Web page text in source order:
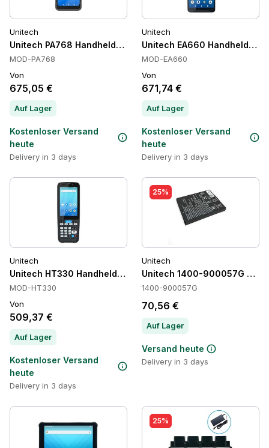
Unitech
Unitech PA768 Handheld-Terminals
MOD-PA768
Von
675,05 €
Auf Lager
Kostenloser Versand
heute
Delivery in 3 days
Unitech
Unitech EA660 Handheld-
MOD-EA660
Von
671,74 €
Auf Lager
Kostenloser Versand
heute
Delivery in 3 days
Unitech
Unitech HT330 Handheld-Terminals
MOD-HT330
Von
509,37 €
Auf Lager
Kostenloser Versand
heute
Delivery in 3 days
25%
Unitech
Unitech 1400-900057G
1400-900057G
70,56 €
Auf Lager
Versand heute
Delivery in 3 days
25%